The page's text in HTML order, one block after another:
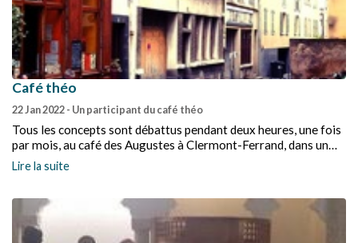
Café théo
22 Jan 2022- Un participant du café théo
Tous les concepts sont débattus pendant deux heures, une fois
par mois, au café des Augustes à Clermont-Ferrand, dans un
temps d’échanges proposé par notre pasteur Sébastien
Gengembre.
Lire la suite